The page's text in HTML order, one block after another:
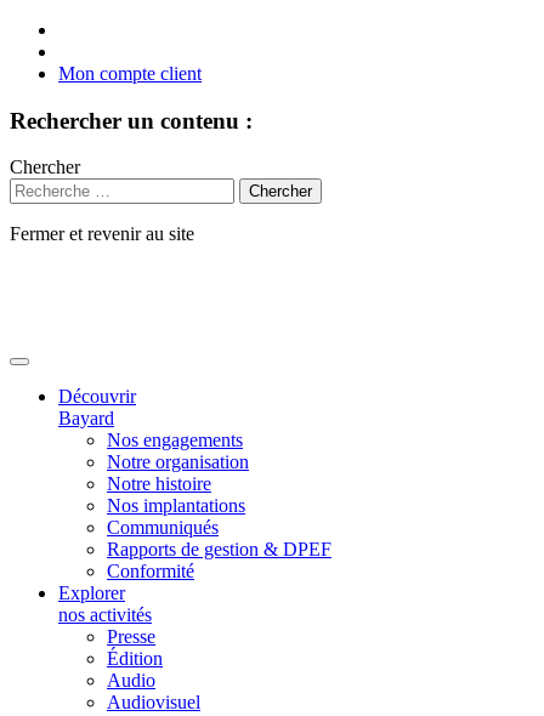
Mon compte client
Rechercher un contenu :
Chercher
Fermer et revenir au site
Découvrir
Bayard
Nos engagements
Notre organisation
Notre histoire
Nos implantations
Communiqués
Rapports de gestion & DPEF
Conformité
Explorer
nos activités
Presse
Édition
Audio
Audiovisuel